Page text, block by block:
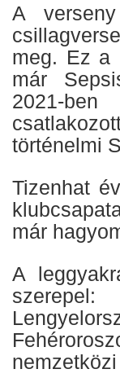
A
meg. Ez a
már
2021-
történelmi
Tizenhat
már
A
szerepel: